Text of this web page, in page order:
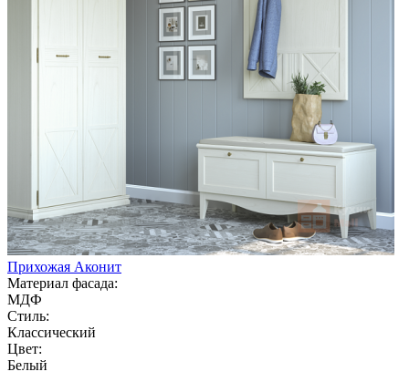
Прихожая Аконит
Материал фасада:
МДФ
Стиль:
Классический
Цвет:
Белый